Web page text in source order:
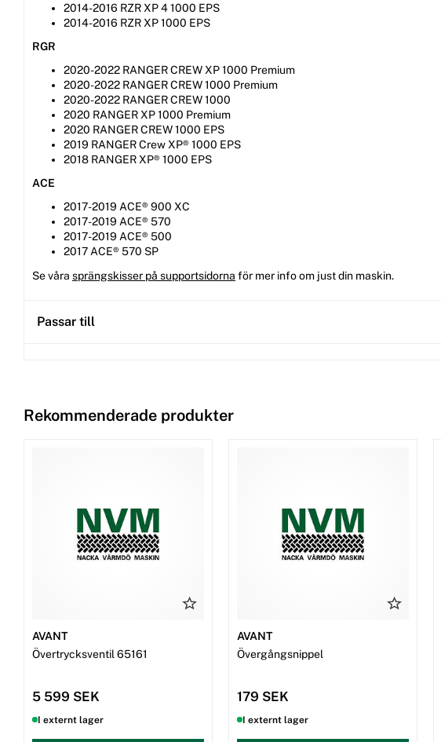
2014-2016 RZR XP 4 1000 EPS
2014-2016 RZR XP 1000 EPS
RGR
2020-2022 RANGER CREW XP 1000 Premium
2020-2022 RANGER CREW 1000 Premium
2020-2022 RANGER CREW 1000
2020 RANGER XP 1000 Premium
2020 RANGER CREW 1000 EPS
2019 RANGER Crew XP® 1000 EPS
2018 RANGER XP® 1000 EPS
ACE
2017-2019 ACE® 900 XC
2017-2019 ACE® 570
2017-2019 ACE® 500
2017 ACE® 570 SP
Se våra sprängskisser på supportsidorna för mer info om just din maskin.
Passar till
Rekommenderade produkter
AVANT
Övertrycksventil 65161
5 599 SEK
I externt lager
AVANT
Övergångsnippel
179 SEK
I externt lager